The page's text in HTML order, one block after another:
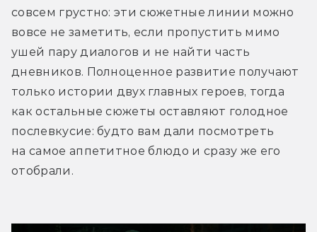
совсем грустно: эти сюжетные линии можно
вовсе не заметить, если пропустить мимо
ушей пару диалогов и не найти часть
дневников. Полноценное развитие получают
только истории двух главных героев, тогда
как остальные сюжеты оставляют голодное
послевкусие: будто вам дали посмотреть
на самое аппетитное блюдо и сразу же его
отобрали.